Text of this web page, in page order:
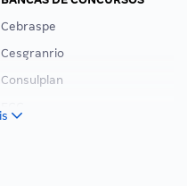
Cebraspe
Cesgranrio
Consulplan